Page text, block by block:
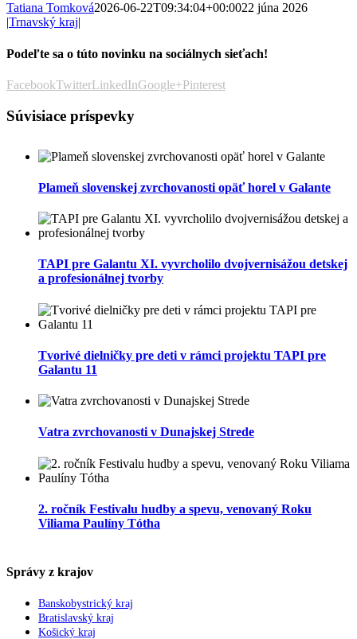
Tatiana Tomková2026-06-22T09:34:04+00:0022 júna 2026
|Trnavský kraj|
Podeľte sa o túto novinku na sociálnych sieťach!
FacebookTwitterLinkedInGoogle+Pinterest
Súvisiace príspevky
Plameň slovenskej zvrchovanosti opäť horel v Galante
TAPI pre Galantu XI. vyvrcholilo dvojvernisážou detskej
a profesionálnej tvorby
Tvorivé dielničky pre deti v rámci projektu TAPI pre
Galantu 11
Vatra zvrchovanosti v Dunajskej Strede
2. ročník Festivalu hudby a spevu, venovaný Roku
Viliama Paulíny Tótha
Správy z krajov
Banskobystrický kraj
Bratislavský kraj
Košický kraj